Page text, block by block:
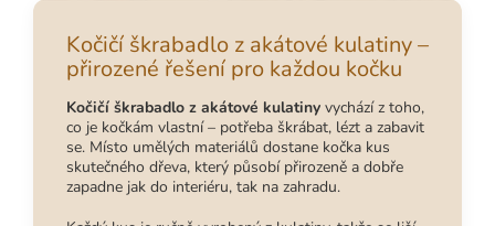
Kočičí škrabadlo z akátové kulatiny –
přirozené řešení pro každou kočku
Kočičí škrabadlo z akátové kulatiny vychází z toho,
co je kočkám vlastní – potřeba škrábat, lézt a zabavit
se. Místo umělých materiálů dostane kočka kus
skutečného dřeva, který působí přirozeně a dobře
zapadne jak do interiéru, tak na zahradu.